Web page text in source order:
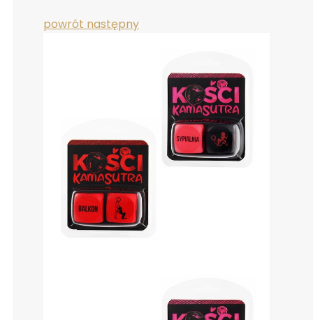
powrót następny